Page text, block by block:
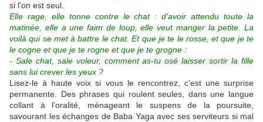
si l'on est seul.
Elle rage, elle tonne contre le chat : d'avoir attendu toute la
matinée, elle a une faim de loup, elle veut manger la petite. La
voilà qui se met à battre le chat. Et que je te le rosse, et que je te
le cogne et que je te rogne et que je te grogne :
- Sale chat, sale voleur, comment as-tu osé laisser sortir la fille
sans lui crever les yeux ?
Lisez-le à haute voix si vous le rencontrez, c'est une surprise
permanente. Des phrases qui roulent seules, dans une langue
collant à l'oralité, ménageant le suspens de la poursuite,
savourant les échanges de Baba Yaga avec ses serviteurs si mal